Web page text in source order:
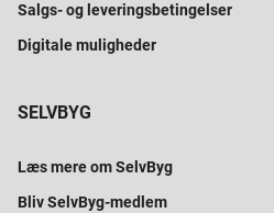
Salgs- og leveringsbetingelser
Digitale muligheder
SELVBYG
Læs mere om SelvByg
Bliv SelvByg-medlem